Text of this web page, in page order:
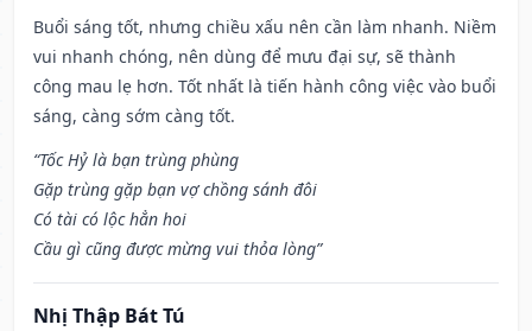
Buổi sáng tốt, nhưng chiều xấu nên cần làm nhanh. Niềm
vui nhanh chóng, nên dùng để mưu đại sự, sẽ thành
công mau lẹ hơn. Tốt nhất là tiến hành công việc vào buổi
sáng, càng sớm càng tốt.
“Tốc Hỷ là bạn trùng phùng
Gặp trùng gặp bạn vợ chồng sánh đôi
Có tài có lộc hẳn hoi
Cầu gì cũng được mừng vui thỏa lòng”
Nhị Thập Bát Tú